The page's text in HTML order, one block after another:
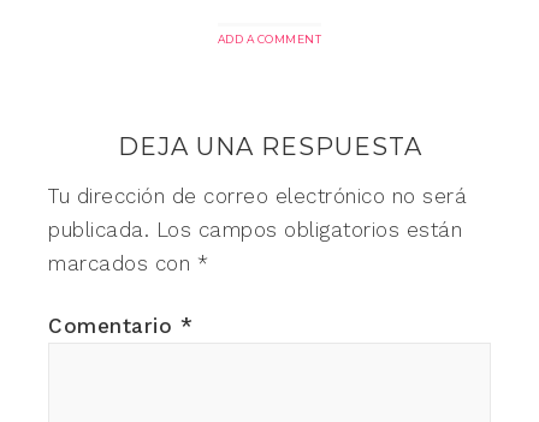
ADD A COMMENT
DEJA UNA RESPUESTA
Tu dirección de correo electrónico no será
publicada. Los campos obligatorios están
marcados con *
Comentario *